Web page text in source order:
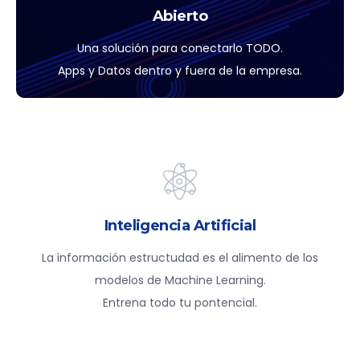
Abierto
Una solución para conectarlo TODO.
Apps y Datos dentro y fuera de la empresa.
Inteligencia Artificial
La información estructudad es el alimento de los
modelos de Machine Learning.
Entrena todo tu pontencial.